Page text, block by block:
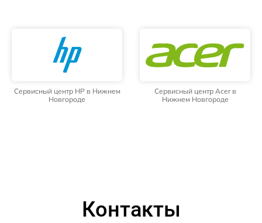
Сервисный центр HP в Нижнем
Новгороде
Сервисный центр Acer в
Нижнем Новгороде
Контакты